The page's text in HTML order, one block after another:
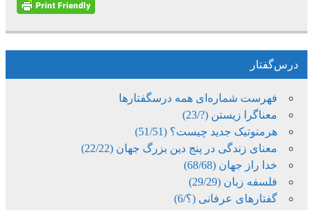
درس‌گفتار
فهرست شماره‌ای همه درسگفتارها
معناگرا زیستن (?/23)
هرمنوتیک جدید چیست؟ (51/51)
معنای زندگی در پنج دین بزرگ جهان (22/22)
خدا راز جهان (68/68)
فلسفه زبان (29/29)
گفتارهای عرفانی (؟/6)